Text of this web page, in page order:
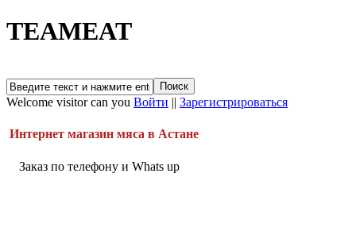
TEAMEAT
Welcome visitor can you Войти || Зарегистрироваться
Интернет магазин мяса в Астане
Заказ по телефону и Whats up